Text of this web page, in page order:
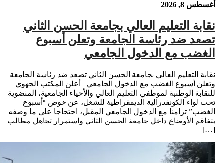
أغسطس 8, 2026
نقابة التعليم العالي بجامعة الحسن الثاني
تصعد ضد رئاسة الجامعة وتعلن أسبوع
الغضب مع الدخول الجامعي
نقابة التعليم العالي بجامعة الحسن الثاني تصعد ضد رئاسة الجامعة
وتعلن أسبوع الغضب مع الدخول الجامعي أعلن المكتب الجهوي
للنقابة الوطنية لموظفي التعليم العالي والأحياء الجامعية، المنضوية
تحت لواء الكونفدرالية الديمقراطية للشغل، عن خوض “أسبوع
الغضب” تزامنا مع الدخول الجامعي المقبل، احتجاجا على ما وصفه
بتفاقم الأوضاع داخل جامعة الحسن الثاني واستمرار تجاهل مطالب
[…]